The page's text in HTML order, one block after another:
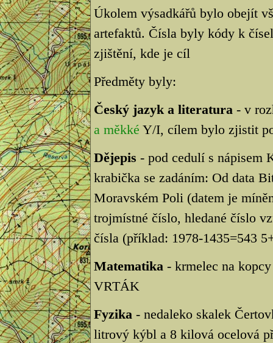
Úkolem výsadkářů bylo obejít
artefaktů. Čísla byly kódy k
zjištění, kde je cíl
Předměty byly:
Český jazyk a literatura- v
a měkké Y/I, cílem bylo zjistit
Dějepis - pod cedulí s
krabička se zadáním: Od data
Moravském Poli (datem je
trojmístné číslo, hledané číslo
čísla (příklad: 1978-1435=543
Matematika- krmelec na
VRTÁK
Fyzika- nedaleko skalek
litrový kýbl a 8 kilová ocelová